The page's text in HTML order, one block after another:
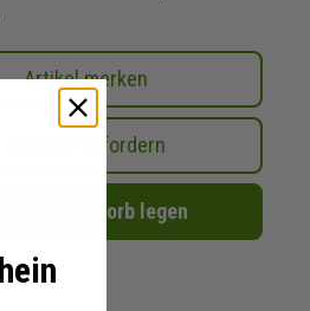
Artikel merken
Angebot anfordern
den Warenkorb legen